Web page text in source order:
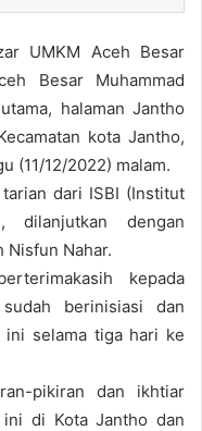
UMKM Aceh Besar
Besar Muhammad
halaman Jantho
kota Jantho,
(11/12/2022) malam.
dari ISBI (Institut
dilanjutkan dengan
Nisfun Nahar.
kepada
berinisiasi dan
ini selama tiga hari ke
pikiran dan ikhtiar
ini di Kota Jantho dan